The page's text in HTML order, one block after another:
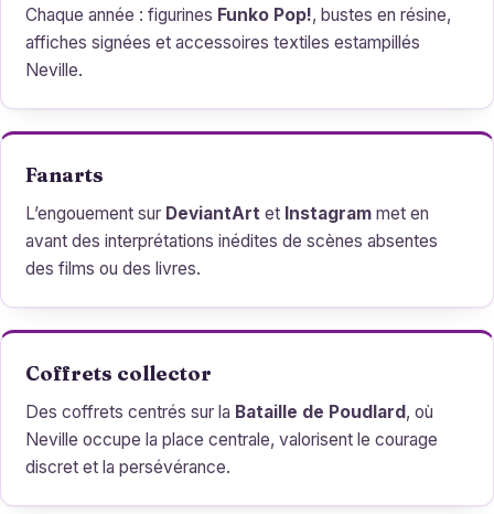
Chaque année : figurines Funko Pop!, bustes en résine,
affiches signées et accessoires textiles estampillés
Neville.
Fanarts
L’engouement sur DeviantArt et Instagram met en
avant des interprétations inédites de scènes absentes
des films ou des livres.
Coffrets collector
Des coffrets centrés sur la Bataille de Poudlard, où
Neville occupe la place centrale, valorisent le courage
discret et la persévérance.